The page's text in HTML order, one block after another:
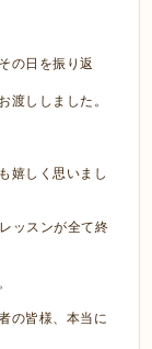
の日を振り返
渡ししました。
嬉しく思いまし
ッスンが全て終
の皆様、本当に